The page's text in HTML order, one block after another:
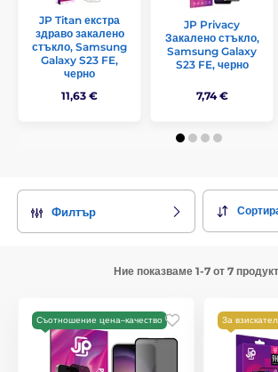
JP Titan екстра
здраво закалено
стъкло, Samsung
Galaxy S23 FE,
черно
11,63 €
JP Privacy
Закалено стъкло,
Samsung Galaxy
S23 FE, черно
7,74 €
Филтър
Ние показваме 1-7 от 7
Съотношение цена–качество За